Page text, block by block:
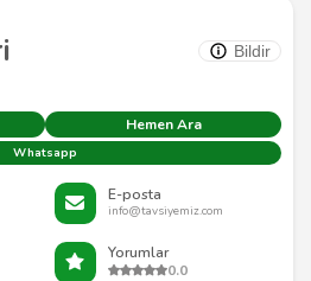
Bildir
Hemen Ara
Whatsapp
E-posta
info@tavsiyemiz.com
Yorumlar
0.0